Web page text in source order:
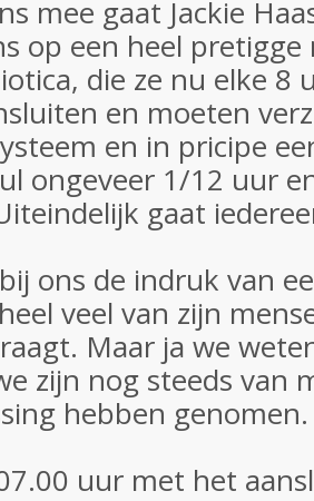
mee gaat Jackie
op een heel
die ze nu elke 8
en moeten
en in pricipe
ongeveer 1/12 uur
gaat
ons de indruk van
veel van zijn
Maar ja we
zijn nog steeds van
hebben genomen.
uur met het